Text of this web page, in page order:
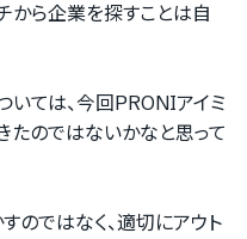
グイン
から企業を探すことは自
いては、今回PRONIアイミ
たのではないかなと思って
のではなく、適切にアウト